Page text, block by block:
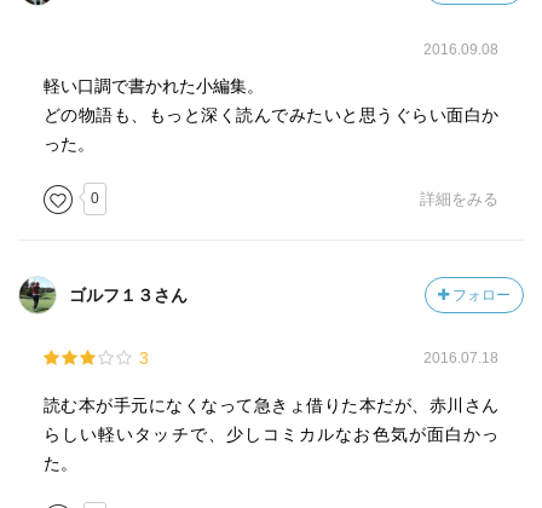
2016.09.08
軽い口調で書かれた小編集。
どの物語も、もっと深く読んでみたいと思うぐらい面白か
った。
0 詳細をみる
ゴルフ１３さん フォロー
3 2016.07.18
読む本が手元になくなって急きょ借りた本だが、赤川さん
らしい軽いタッチで、少しコミカルなお色気が面白かっ
た。